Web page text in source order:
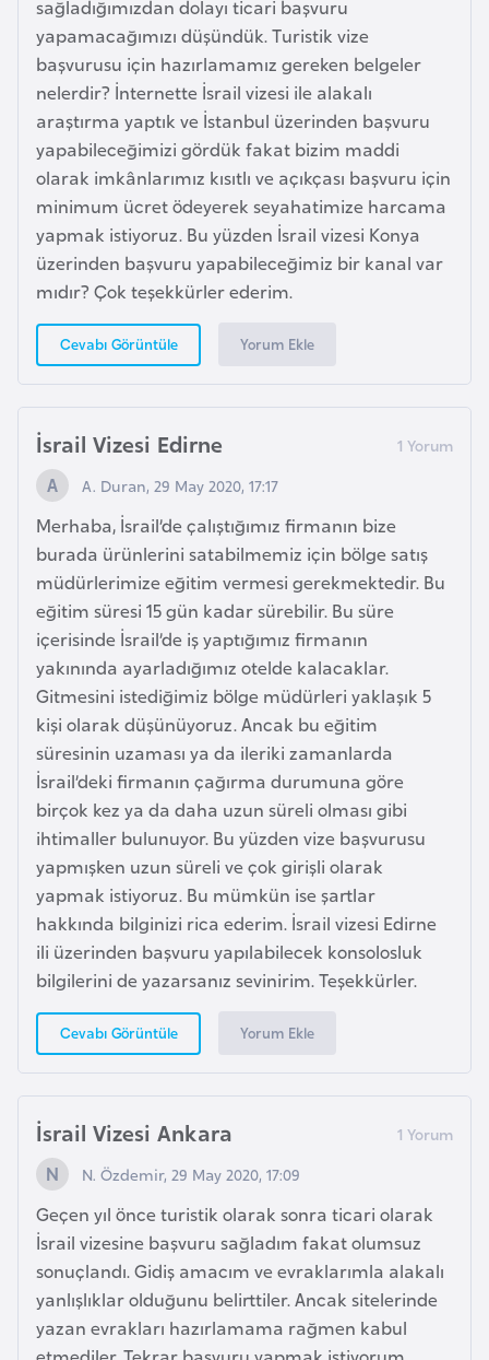
sağladığımızdan dolayı ticari başvuru
yapamacağımızı düşündük. Turistik vize
başvurusu için hazırlamamız gereken belgeler
nelerdir? İnternette İsrail vizesi ile alakalı
araştırma yaptık ve İstanbul üzerinden başvuru
yapabileceğimizi gördük fakat bizim maddi
olarak imkânlarımız kısıtlı ve açıkçası başvuru için
minimum ücret ödeyerek seyahatimize harcama
yapmak istiyoruz. Bu yüzden İsrail vizesi Konya
üzerinden başvuru yapabileceğimiz bir kanal var
mıdır? Çok teşekkürler ederim.
Cevabı Görüntüle Yorum Ekle
İsrail Vizesi Edirne
A. Duran, 29 May 2020, 17:17
Merhaba, İsrail’de çalıştığımız firmanın bize
burada ürünlerini satabilmemiz için bölge satış
müdürlerimize eğitim vermesi gerekmektedir. Bu
eğitim süresi 15 gün kadar sürebilir. Bu süre
içerisinde İsrail’de iş yaptığımız firmanın
yakınında ayarladığımız otelde kalacaklar.
Gitmesini istediğimiz bölge müdürleri yaklaşık 5
kişi olarak düşünüyoruz. Ancak bu eğitim
süresinin uzaması ya da ileriki zamanlarda
İsrail’deki firmanın çağırma durumuna göre
birçok kez ya da daha uzun süreli olması gibi
ihtimaller bulunuyor. Bu yüzden vize başvurusu
yapmışken uzun süreli ve çok girişli olarak
yapmak istiyoruz. Bu mümkün ise şartlar
hakkında bilginizi rica ederim. İsrail vizesi Edirne
ili üzerinden başvuru yapılabilecek konsolosluk
bilgilerini de yazarsanız sevinirim. Teşekkürler.
Cevabı Görüntüle Yorum Ekle
İsrail Vizesi Ankara
N. Özdemir, 29 May 2020, 17:09
Geçen yıl önce turistik olarak sonra ticari olarak
İsrail vizesine başvuru sağladım fakat olumsuz
sonuçlandı. Gidiş amacım ve evraklarımla alakalı
yanlışlıklar olduğunu belirttiler. Ancak sitelerinde
yazan evrakları hazırlamama rağmen kabul
o
s
n
a
H
e
r
s
e
k
u
a
r
s
t
a
n
B
u
r
k
i
n
a
F
a
s
o
d
Ç
e
k
C
u
m
h